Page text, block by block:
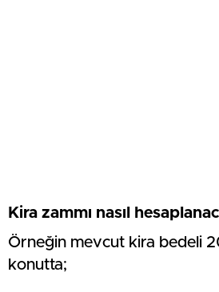
Kira zammı nasıl
Örneğin mevcut kira bedeli
konutta;